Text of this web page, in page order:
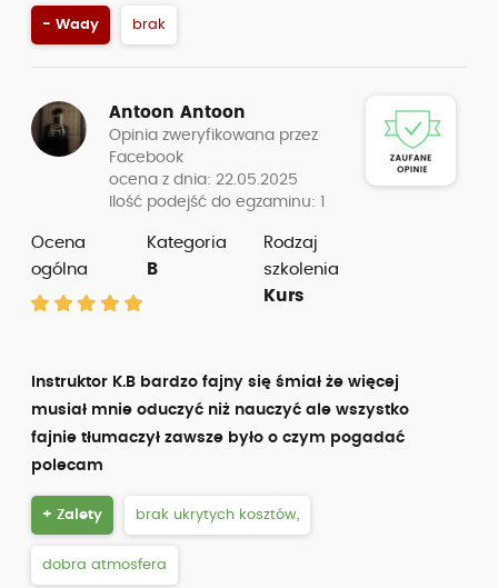
- Wady brak
Antoon Antoon
Opinia zweryfikowana przez
Facebook
ocena z dnia: 22.05.2025
Ilość podejść do egzaminu: 1
Ocena
ogólna
Kategoria
B
Rodzaj
szkolenia
Kurs
Instruktor K.B bardzo fajny się śmiał że więcej
musiał mnie oduczyć niż nauczyć ale wszystko
fajnie tłumaczył zawsze było o czym pogadać
polecam
+ Zalety brak ukrytych kosztów,
dobra atmosfera